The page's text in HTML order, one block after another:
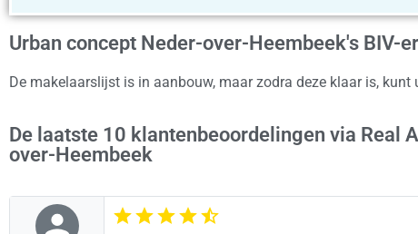
Urban concept Neder-over-Heembeek's BIV-
De makelaarslijst is in aanbouw, maar zodra deze klaar is,
De laatste 10 klantenbeoordelingen via Real
over-Heembeek